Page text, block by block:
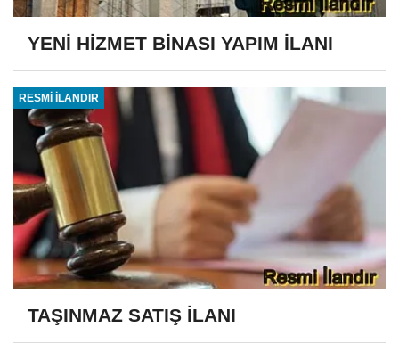
YENİ HİZMET BİNASI YAPIM İLANI
RESMİ İLANDIR
TAŞINMAZ SATIŞ İLANI